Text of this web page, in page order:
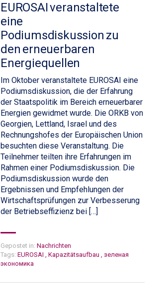
EUROSAI veranstaltete
eine
Podiumsdiskussion zu
den erneuerbaren
Energiequellen
Im Oktober veranstaltete EUROSAI eine
Podiumsdiskussion, die der Erfahrung
der Staatspolitik im Bereich erneuerbarer
Energien gewidmet wurde. Die ORKB von
Georgien, Lettland, Israel und des
Rechnungshofes der Europäischen Union
besuchten diese Veranstaltung. Die
Teilnehmer teilten ihre Erfahrungen im
Rahmen einer Podiumsdiskussion. Die
Podiumsdiskussion wurde den
Ergebnissen und Empfehlungen der
Wirtschaftsprüfungen zur Verbesserung
der Betriebseffizienz bei […]
Gepostet in: Nachrichten
Tags: EUROSAI , Kapazitätsaufbau , зеленая
экономика